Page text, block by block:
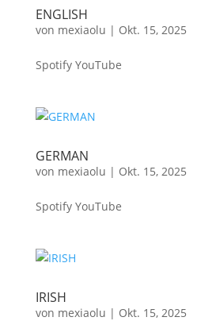
ENGLISH
von mexiaolu | Okt. 15, 2025
Spotify YouTube
GERMAN
von mexiaolu | Okt. 15, 2025
Spotify YouTube
IRISH
von mexiaolu | Okt. 15, 2025